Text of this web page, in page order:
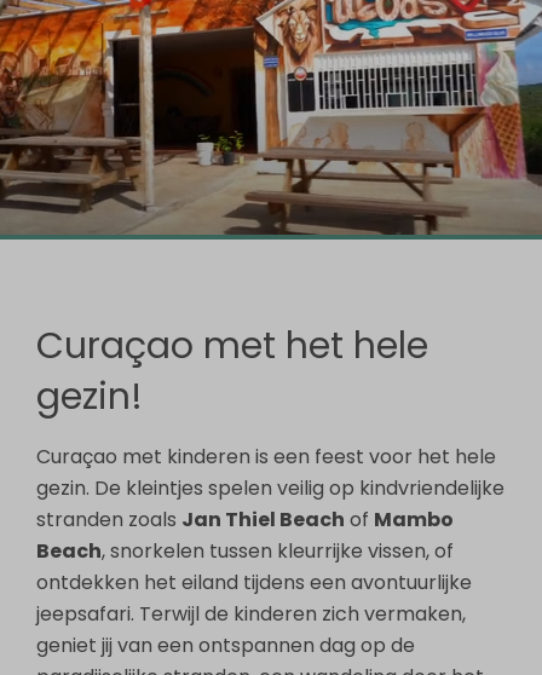
Curaçao met het hele
gezin!
Curaçao met kinderen is een feest voor het hele
gezin. De kleintjes spelen veilig op kindvriendelijke
stranden zoals Jan Thiel Beach of Mambo
Beach, snorkelen tussen kleurrijke vissen, of
ontdekken het eiland tijdens een avontuurlijke
jeepsafari. Terwijl de kinderen zich vermaken,
geniet jij van een ontspannen dag op de